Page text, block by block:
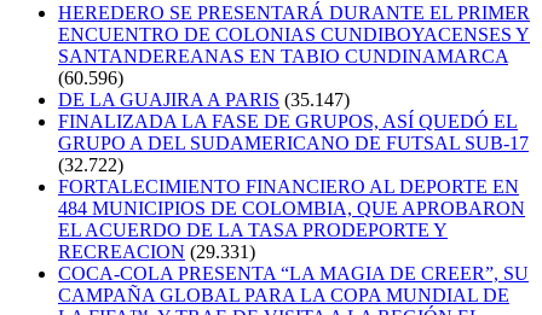
HEREDERO SE PRESENTARÁ DURANTE EL PRIMER
ENCUENTRO DE COLONIAS CUNDIBOYACENSES Y
SANTANDEREANAS EN TABIO CUNDINAMARCA
(60.596)
DE LA GUAJIRA A PARIS (35.147)
FINALIZADA LA FASE DE GRUPOS, ASÍ QUEDÓ EL
GRUPO A DEL SUDAMERICANO DE FUTSAL SUB-17
(32.722)
FORTALECIMIENTO FINANCIERO AL DEPORTE EN
484 MUNICIPIOS DE COLOMBIA, QUE APROBARON
EL ACUERDO DE LA TASA PRODEPORTE Y
RECREACION (29.331)
COCA-COLA PRESENTA “LA MAGIA DE CREER”, SU
CAMPAÑA GLOBAL PARA LA COPA MUNDIAL DE